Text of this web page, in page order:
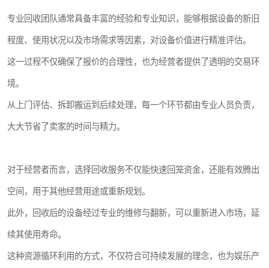
专业回收团队通常具备丰富的经验和专业知识，能够根据设备的新旧
程度、使用状况以及市场需求等因素，对设备价值进行精准评估。
这一过程不仅确保了报价的合理性，也为经营者提供了透明的交易环
境。
从上门评估、拆卸搬运到后续处理，每一个环节都由专业人员负责，
大大节省了卖家的时间与精力。
对于经营者而言，选择回收服务不仅能快速回笼资金，还能有效腾出
空间，用于其他经营用途或重新规划。
此外，回收后的设备经过专业的维修与翻新，可以重新进入市场，延
续其使用寿命。
这种资源循环利用的方式，不仅符合可持续发展的理念，也为娱乐产